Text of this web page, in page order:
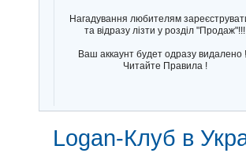
Нагадування любителям
та відразу лізти у розділ "Продаж"!!!
Ваш аккаунт будет одразу видалено
Читайте Правила !
Logan-Клуб в